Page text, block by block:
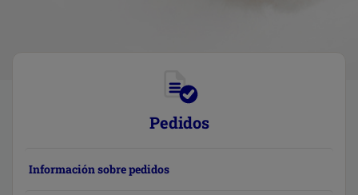
Pedidos
Información sobre pedidos